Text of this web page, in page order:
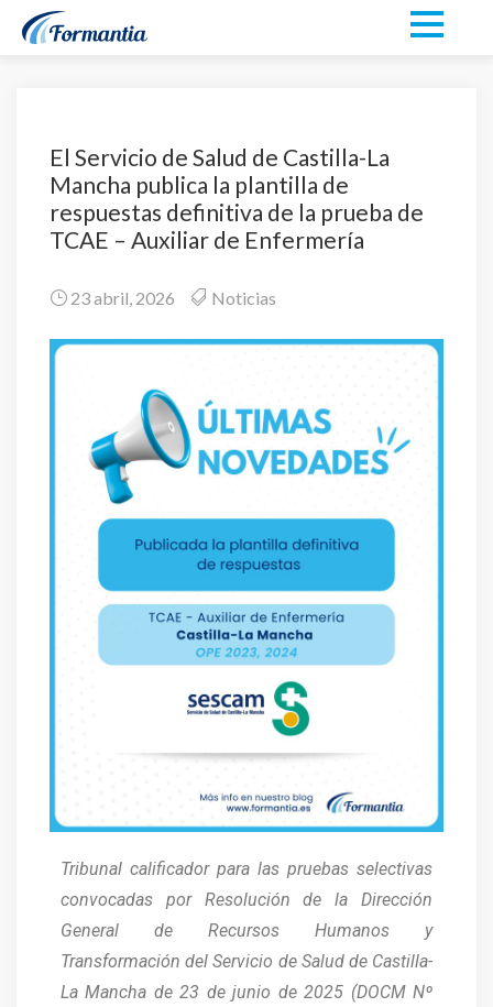
El Servicio de Salud de Castilla-La
Mancha publica la plantilla de
respuestas definitiva de la prueba de
TCAE – Auxiliar de Enfermería
23 abril, 2026 Noticias
Tribunal calificador para las pruebas selectivas
convocadas por Resolución de la Dirección
General de Recursos Humanos y
Transformación del Servicio de Salud de Castilla-
La Mancha de 23 de junio de 2025 (DOCM Nº